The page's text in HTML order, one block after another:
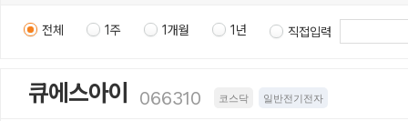
전체 1주 1개월 1년 직접입력
큐에스아이 066310 코스닥 일반전기전자